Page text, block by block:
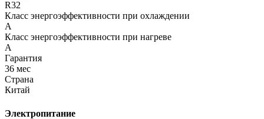
R32
Класс энергоэффективности при охлаждении
A
Класс энергоэффективности при нагреве
A
Гарантия
36 мес
Страна
Китай
Электропитание